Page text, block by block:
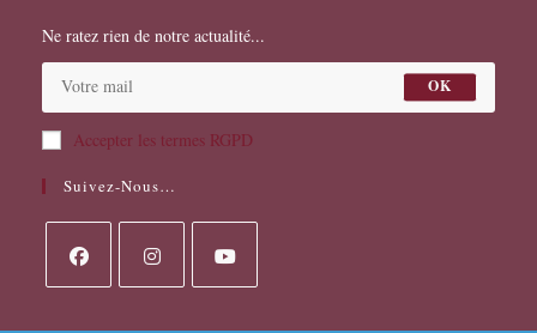
Ne ratez rien de notre actualité...
OK
Accepter les termes RGPD
Suivez-Nous…